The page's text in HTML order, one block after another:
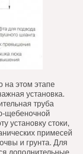
на этом этапе
установка.
труба
щебеночной
установку стоки,
примесей
и грунта. Для